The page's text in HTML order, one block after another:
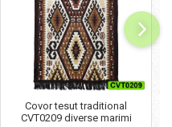
Covor tesut traditional
CVT0209 diverse marimi